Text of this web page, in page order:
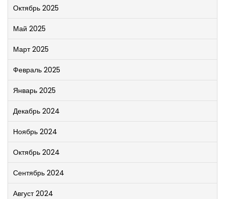
Октябрь 2025
Май 2025
Март 2025
Февраль 2025
Январь 2025
Декабрь 2024
Ноябрь 2024
Октябрь 2024
Сентябрь 2024
Август 2024